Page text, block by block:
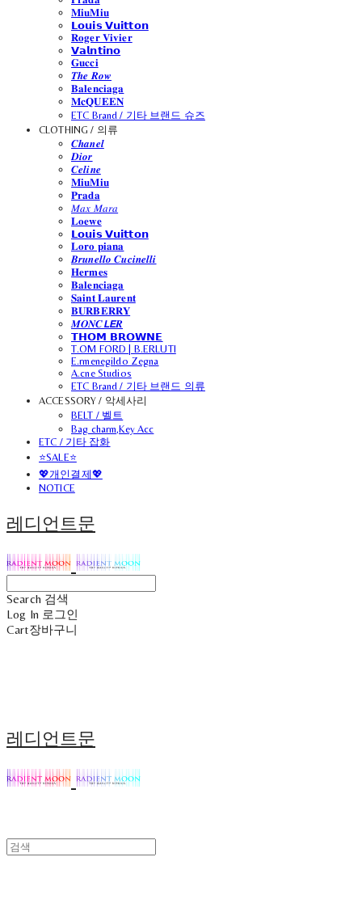
𝐌𝐢𝐮𝐌𝐢𝐮
𝗟𝗼𝘂𝗶𝘀 𝗩𝘂𝗶𝘁𝘁𝗼𝗻
𝐑𝐨𝐠𝐞𝐫 𝐕𝐢𝐯𝐢𝐞𝐫
𝗩𝗮𝗹𝗻𝘁𝗶𝗻𝗼
𝐆𝐮𝐜𝐜𝐢
𝑻𝒉𝒆 𝑹𝒐𝒘
𝐁𝐚𝐥𝐞𝐧𝐜𝐢𝐚𝐠𝐚
𝐌𝐜𝐐𝐔𝐄𝐄𝐍
ETC Brand / 기타 브랜드 슈즈
CLOTHING / 의류
𝑪𝒉𝒂𝒏𝒆𝒍
𝑫𝒊𝒐𝒓
𝑪𝒆𝒍𝒊𝒏𝒆
𝐌𝐢𝐮𝐌𝐢𝐮
𝐏𝐫𝐚𝐝𝐚
𝑀𝑎𝑥 𝑀𝑎𝑟𝑎
𝐋𝐨𝐞𝐰𝐞
𝗟𝗼𝘂𝗶𝘀 𝗩𝘂𝗶𝘁𝘁𝗼𝗻
𝐋𝐨𝐫𝐨 𝐩𝐢𝐚𝐧𝐚
𝑩𝒓𝒖𝒏𝒆𝒍𝒍𝒐 𝑪𝒖𝒄𝒊𝒏𝒆𝒍𝒍𝒊
𝐇𝐞𝐫𝐦𝐞𝐬
𝐁𝐚𝐥𝐞𝐧𝐜𝐢𝐚𝐠𝐚
𝐒𝐚𝐢𝐧𝐭 𝐋𝐚𝐮𝐫𝐞𝐧𝐭
𝐁𝐔𝐑𝐁𝐄𝐑𝐑𝐘
𝑴𝑶𝑵𝑪𝙇𝙀𝑹
𝗧𝗛𝗢𝗠 𝗕𝗥𝗢𝗪𝗡𝗘
T.OM FORD | B.ERLUTI
E.rmenegildo Zegna
A.cne Studios
ETC Brand / 기타 브랜드 의류
ACCESSORY / 악세사리
BELT / 벨트
Bag charm,Key Acc
ETC / 기타 잡화
⭐SALE⭐
💖개인결제💖
NOTICE
레디언트문
Search 검색
Log In 로그인
Cart장바구니
레디언트문